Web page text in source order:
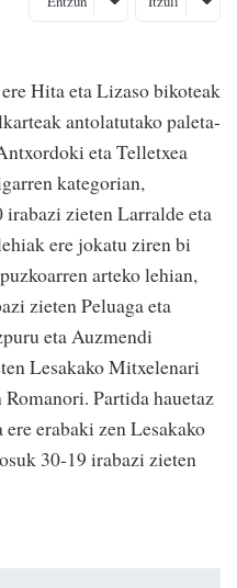
Hita eta Lizaso bikoteak
antolatutako paleta-
eta Telletxea
kategorian,
irabazi zieten Larralde eta
ere jokatu ziren bi
arteko lehian,
zieten Peluaga eta
eta Auzmendi
Lesakako Mitxelenari
Partida hauetaz
erabaki zen Lesakako
30-19 irabazi zieten